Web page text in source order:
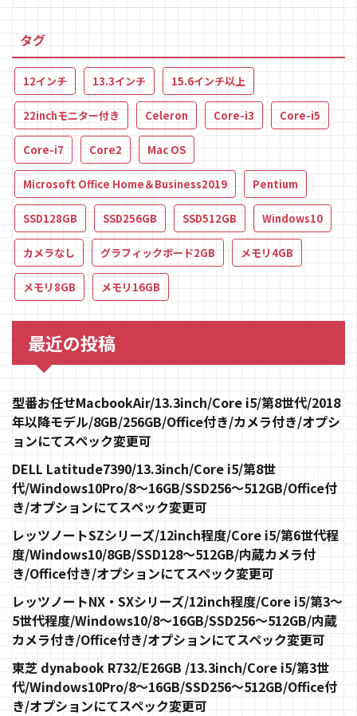
タグ
12インチ 13.3インチ 15.6インチ以上
22inchモニター付き Celeron Core-i3 Core-i5
Core-i7 Core2 Mac OS
Microsoft Office Home＆Business2019 Pentium
SSD128GB SSD256GB SSD512GB Windows10
カメラなし グラフィックボード2GB メモリ4GB
メモリ8GB メモリ16GB
最近の投稿
型番お任せMacbookAir/13.3inch/Core i5/第8世代/2018
年以降モデル/8GB/256GB/Office付き/カメラ付き/オプシ
ョンにてスペック変更可
DELL Latitude7390/13.3inch/Core i5/第8世
代/Windows10Pro/8〜16GB/SSD256〜512GB/Office付
き/オプションにてスペック変更可
レッツノートSZシリーズ/12inch程度/Core i5/第6世代程
度/Windows10/8GB/SSD128〜512GB/内蔵カメラ付
き/Office付き/オプションにてスペック変更可
レッツノートNX・SXシリーズ/12inch程度/Core i5/第3〜
5世代程度/Windows10/8〜16GB/SSD256〜512GB/内蔵
カメラ付き/Office付き/オプションにてスペック変更可
東芝 dynabook R732/E26GB /13.3inch/Core i5/第3世
代/Windows10Pro/8〜16GB/SSD256〜512GB/Office付
き/オプションにてスペック変更可